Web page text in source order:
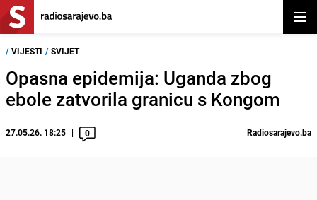
/ VIJESTI / SVIJET
Opasna epidemija: Uganda zbog
ebole zatvorila granicu s Kongom
27.05.26. 18:25 0 Radiosarajevo.ba